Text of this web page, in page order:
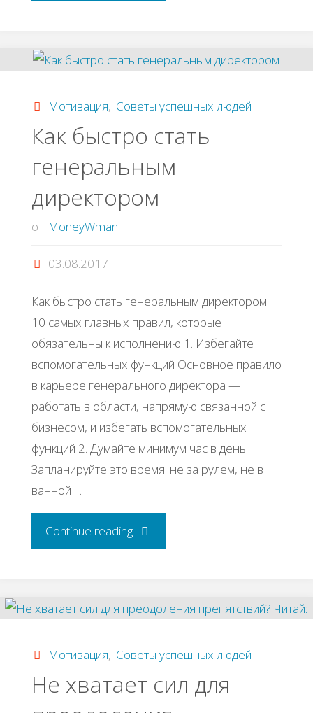
от
богатых"
Мотивация, Советы успешных людей
Как быстро стать
генеральным
директором
от MoneyWman
03.08.2017
Как быстро стать генеральным директором:
10 самых главных правил, которые
обязательны к исполнению 1. Избегайте
вспомогательных функций Основное правило
в карьере генерального директора —
работать в области, напрямую связанной с
бизнесом, и избегать вспомогательных
функций 2. Думайте минимум час в день
Запланируйте это время: не за рулем, не в
ванной …
Continue reading"Как
Мотивация, Советы успешных людей
Не хватает сил для